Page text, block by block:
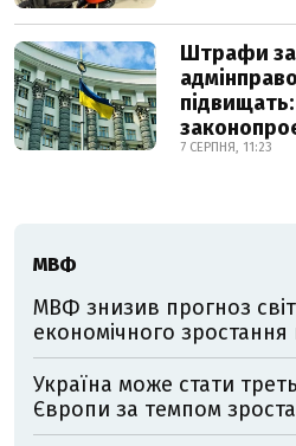
Штрафи за
7 СЕРПНЯ, 11:23
МВФ
МВФ знизив прогноз
економічного зростання
Україна може стати
Європи за темпом